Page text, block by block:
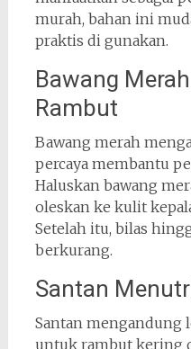
murah, bahan ini
praktis di gunakan.
Bawang
Rambut
Bawang merah
percaya membantu
Haluskan bawang
oleskan ke kulit
Setelah itu, bilas
berkurang.
Santan
Santan mengandung
untuk rambut kering